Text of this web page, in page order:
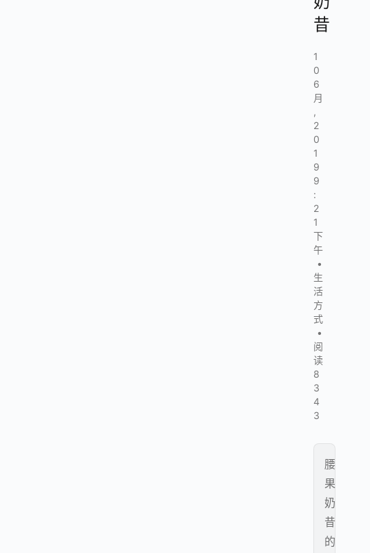
昔
1
0
6
月
,
2
0
1
9
9
:
2
1
下
午
•
生
活
方
式
•
阅
读
8
3
4
3
腰
果
奶
昔
的